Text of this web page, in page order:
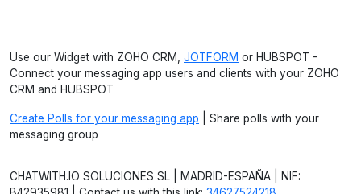
Use our Widget with ZOHO CRM, JOTFORM or HUBSPOT -
Connect your messaging app users and clients with your ZOHO
CRM and HUBSPOT
Create Polls for your messaging app | Share polls with your
messaging group
CHATWITH.IO SOLUCIONES SL | MADRID-ESPAÑA | NIF: